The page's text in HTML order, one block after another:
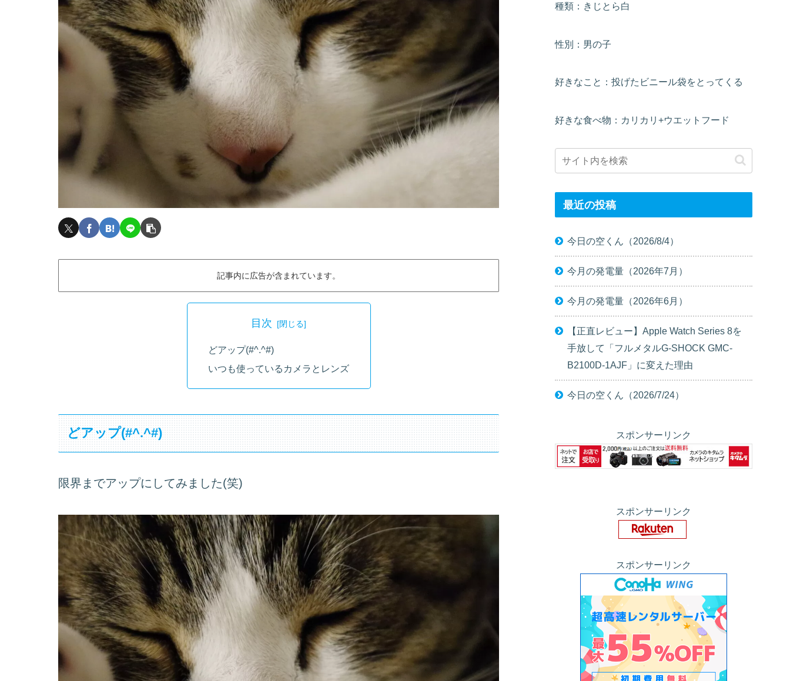
記事内に広告が含まれています。
目次
どアップ(#^.^#)
いつも使っているカメラとレンズ
どアップ(#^.^#)
限界までアップにしてみました(笑)
種類：きじとら白
性別：男の子
好きなこと：投げたビニール袋をとってくる
好きな食べ物：カリカリ+ウエットフード
最近の投稿
今日の空くん（2026/8/4）
今月の発電量（2026年7月）
今月の発電量（2026年6月）
【正直レビュー】Apple Watch Series 8を
手放して「フルメタルG-SHOCK GMC-
B2100D-1AJF」に変えた理由
今日の空くん（2026/7/24）
スポンサーリンク
スポンサーリンク
スポンサーリンク